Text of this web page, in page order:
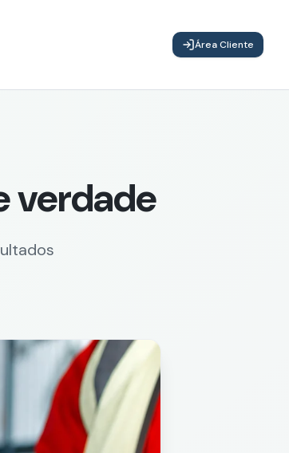
Área Cliente
verdade